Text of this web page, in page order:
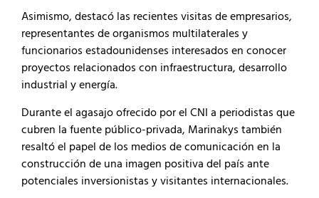
Asimismo, destacó las recientes visitas de empresarios,
representantes de organismos multilaterales y
funcionarios estadounidenses interesados en conocer
proyectos relacionados con infraestructura, desarrollo
industrial y energía.
Durante el agasajo ofrecido por el CNI a periodistas que
cubren la fuente público-privada, Marinakys también
resaltó el papel de los medios de comunicación en la
construcción de una imagen positiva del país ante
potenciales inversionistas y visitantes internacionales.